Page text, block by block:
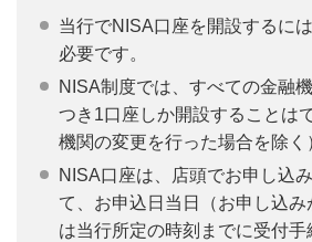
当行でNISA口座を開設するに
必要です。
NISA制度では、すべての金融
つき1口座しか開設することは
機関の変更を行った場合を除く
NISA口座は、店頭でお申し込
て、お申込日当日（お申し込み
は当行所定の時刻までに受付手